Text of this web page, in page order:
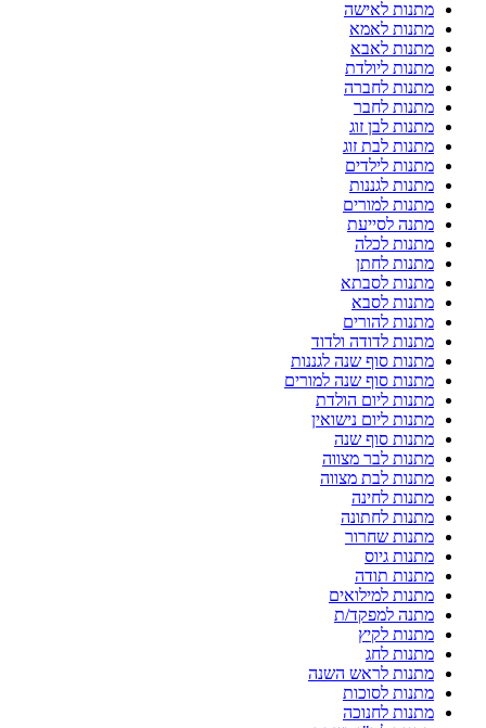
מתנות לאישה
מתנות לאמא
מתנות לאבא
מתנות ליולדת
מתנות לחברה
מתנות לחבר
מתנות לבן זוג
מתנות לבת זוג
מתנות לילדים
מתנות לגננות
מתנות למורים
מתנה לסייעת
מתנות לכלה
מתנות לחתן
מתנות לסבתא
מתנות לסבא
מתנות להורים
מתנות לדודה ולדוד
מתנות סוף שנה לגננות
מתנות סוף שנה למורים
מתנות ליום הולדת
מתנות ליום נישואין
מתנות סוף שנה
מתנות לבר מצווה
מתנות לבת מצווה
מתנות לחינה
מתנות לחתונה
מתנות שחרור
מתנות גיוס
מתנות תודה
מתנות למילואים
מתנה למפקד/ת
מתנות לקיץ
מתנות לחג
מתנות לראש השנה
מתנות לסוכות
מתנות לחנוכה